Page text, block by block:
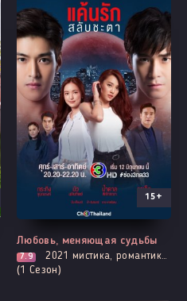
Выходит - 4 Серия
15+
Любовь, меняющая судьбы
7.9 2021 мистика, романтика, про призраков, демонов и сверхъестественное
(1 Сезон)